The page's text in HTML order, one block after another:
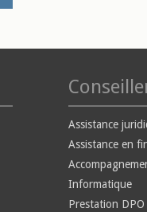
Assistance
Assistance en
Informatique
Prestation